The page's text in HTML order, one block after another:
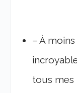
– À
tous mes